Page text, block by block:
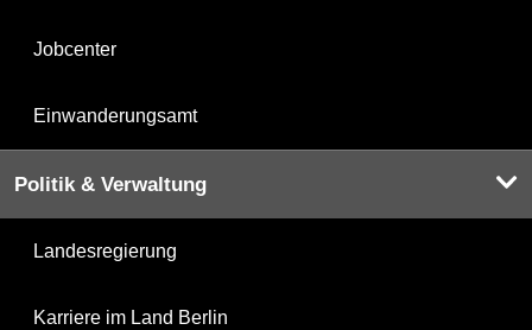
Jobcenter
Einwanderungsamt
Politik & Verwaltung
Landesregierung
Karriere im Land Berlin